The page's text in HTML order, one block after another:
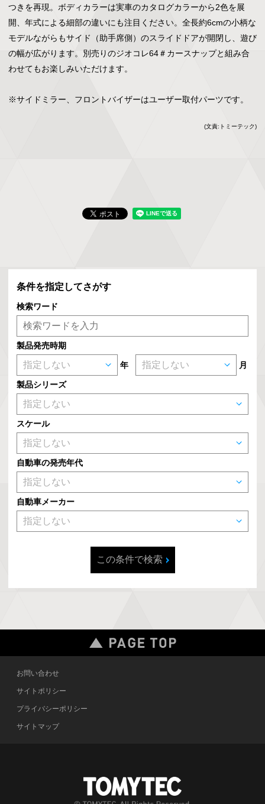
つきを再現。ボディカラーは実車のカタログカラーから2色を展
開、年式による細部の違いにも注目ください。全長約6cmの小柄な
モデルながらもサイド（助手席側）のスライドドアが開閉し、遊び
の幅が広がります。別売りのジオコレ64＃カースナップと組み合
わせてもお楽しみいただけます。
※サイドミラー、フロントバイザーはユーザー取付パーツです。
(文責:トミーテック)
条件を指定してさがす
検索ワード
製品発売時期
年 月
製品シリーズ
スケール
自動車の発売年代
自動車メーカー
この条件で検索
お問い合わせ
サイトポリシー
プライバシーポリシー
サイトマップ